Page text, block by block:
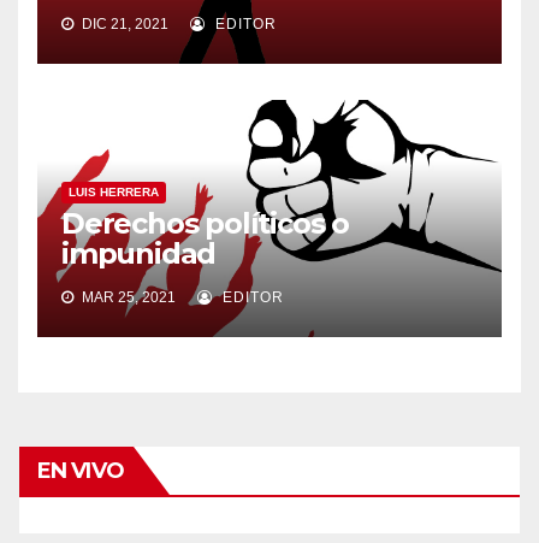
DIC 21, 2021 EDITOR
LUIS HERRERA
Derechos políticos o
impunidad
MAR 25, 2021 EDITOR
EN VIVO